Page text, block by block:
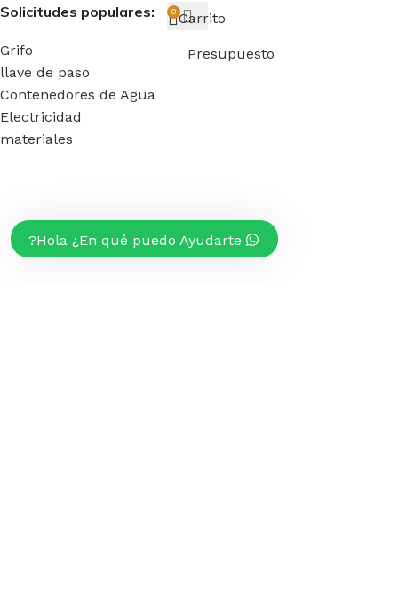
Solicitudes populares:
Grifo
llave de paso
Contenedores de Agua
Electricidad
materiales
Hola ¿En qué puedo Ayudarte?
0 Carrito
Presupuesto